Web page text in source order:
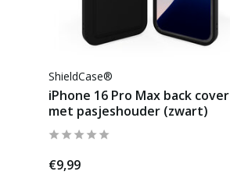
ShieldCase®
iPhone 16 Pro Max back cover
met pasjeshouder (zwart)
€9,99